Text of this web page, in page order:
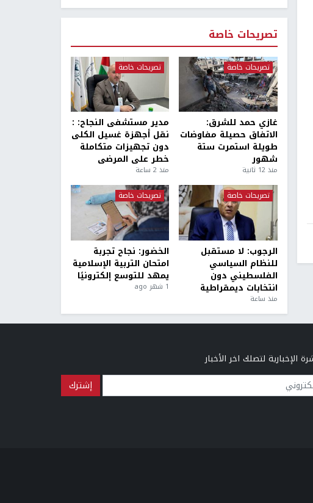
تصريحات خاصة
تصريحات خاصة
غازي حمد للشرق:
الاتفاق حصيلة مفاوضات
طويلة استمرت ستة
شهور
منذ 12 ثانية
تصريحات خاصة
مدير مستشفى النجاح: :
نقل أجهزة غسيل الكلى
دون تجهيزات متكاملة
خطر على المرضى
منذ 2 ساعة
تصريحات خاصة
الرجوب: لا مستقبل
للنظام السياسي
الفلسطيني دون
انتخابات ديمقراطية
منذ ساعة
تصريحات خاصة
الخضور: نجاح تجربة
امتحان التربية الإسلامية
يمهد للتوسع إلكترونيًا
1 شهر ago